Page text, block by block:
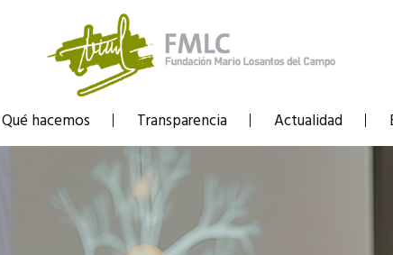
Qué hacemos Transparencia Actualidad